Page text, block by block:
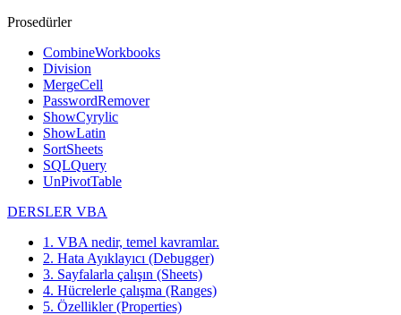
Prosedürler
CombineWorkbooks
Division
MergeCell
PasswordRemover
ShowCyrylic
ShowLatin
SortSheets
SQLQuery
UnPivotTable
DERSLER VBA
1. VBA nedir, temel kavramlar.
2. Hata Ayıklayıcı (Debugger)
3. Sayfalarla çalışın (Sheets)
4. Hücrelerle çalışma (Ranges)
5. Özellikler (Properties)